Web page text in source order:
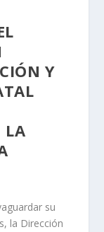
Y
LA
su
la Dirección